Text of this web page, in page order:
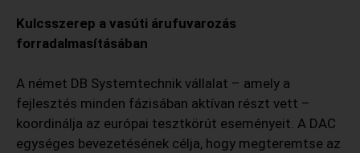
Kulcsszerep a vasúti árufuvarozás
forradalmasításában
A német DB Systemtechnik vállalat – amely a
fejlesztés minden fázisában aktívan részt vett –
koordinálja az európai tesztkörút eseményeit. A DAC
egységes bevezetésének célja, hogy megteremtse az